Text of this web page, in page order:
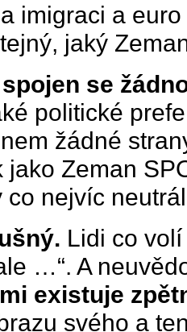
imigraci a
jaký
se
politické
žádné
jako Zeman
co nejvíc
Lidi co
…“. A
existuje
svého a